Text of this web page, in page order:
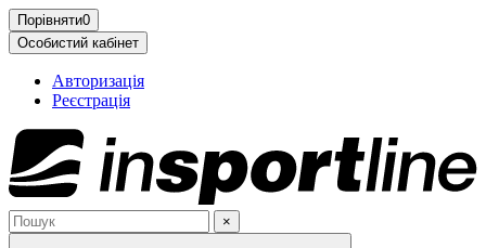
Порівняти0
Особистий кабінет
Авторизація
Реєстрація
×